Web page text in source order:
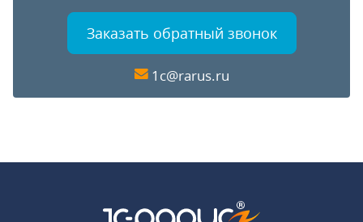
Заказать обратный звонок
1c@rarus.ru